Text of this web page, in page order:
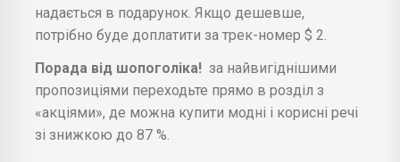
надається в подарунок. Якщо дешевше,
потрібно буде доплатити за трек-номер $ 2.
Порада від шопоголіка! за найвигіднішими
пропозиціями переходьте прямо в розділ з
«акціями», де можна купити модні і корисні речі
зі знижкою до 87 %.